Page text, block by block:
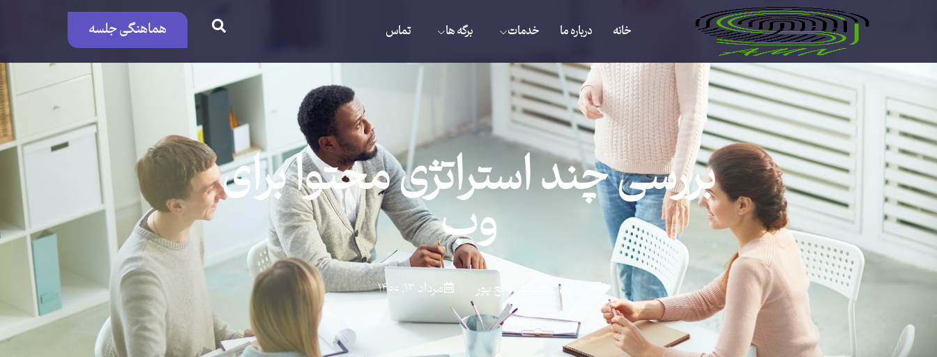
خانه درباره ما خدمات برگه ها تماس هماهنگی جلسه
بررسی چند استراتژی محتوا برای
وب
نفیسه رفیع پور مرداد ۱۳, ۱۴۰۰